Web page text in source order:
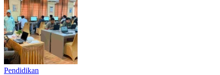
Pendidikan